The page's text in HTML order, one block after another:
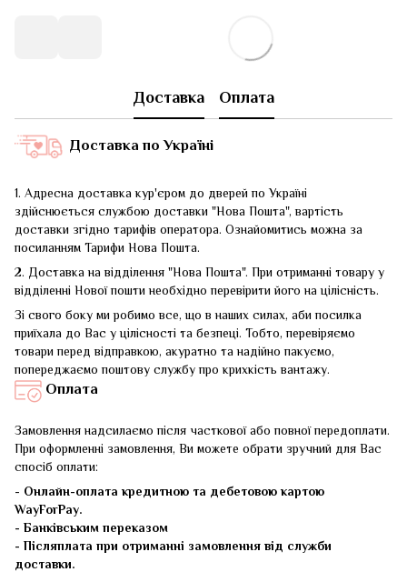
Доставка Оплата
Доставка по Україні
1. Адресна доставка кур'єром до дверей по Україні
здійснюється службою доставки "Нова Пошта", вартість
доставки згідно тарифів оператора. Ознайомитись можна за
посиланням Тарифи Нова Пошта.
2. Доставка на відділення "Нова Пошта". При отриманні товару у
відділенні Нової пошти необхідно перевірити його на цілісність.
Зі свого боку ми робимо все, що в наших силах, аби посилка
приїхала до Вас у цілісності та безпеці. Тобто, перевіряємо
товари перед відправкою, акуратно та надійно пакуємо,
попереджаємо поштову службу про крихкість вантажу.
Оплата
Замовлення надсилаємо після часткової або повної передоплати.
При оформленні замовлення, Ви можете обрати зручний для Вас
спосіб оплати:
- Онлайн-оплата кредитною та дебетовою картою
WayForPay.
- Банківським переказом
- Післяплата при отриманні замовлення від служби
доставки.